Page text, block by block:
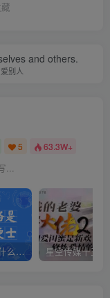
and others.
别人
5 63.3W+
...
九磅十五便士是什么意思（九磅十五便士是什么梗）